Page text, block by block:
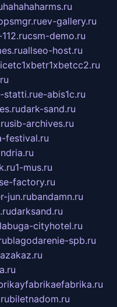
hahahaharms.ru
ev-gallery.ru
csm-demo.ru
allseo-host.ru
statti.rue-abis1c.ru
dark-sand.ru
sib-archives.ru
festival.ru
1-mus.ru
factory.ru
jun.rubandamn.ru
darksand.ru
cityhotel.ru
blagodarenie-spb.ru
biletnadom.ru